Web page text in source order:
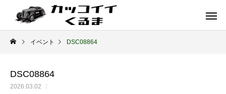
イベント DSC08864
DSC08864
2026.03.02